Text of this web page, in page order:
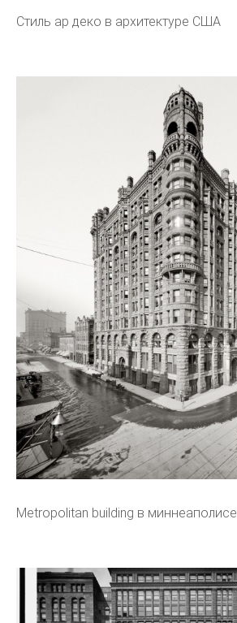
Стиль ар деко в архитектуре США
Metropolitan building в миннеаполисе